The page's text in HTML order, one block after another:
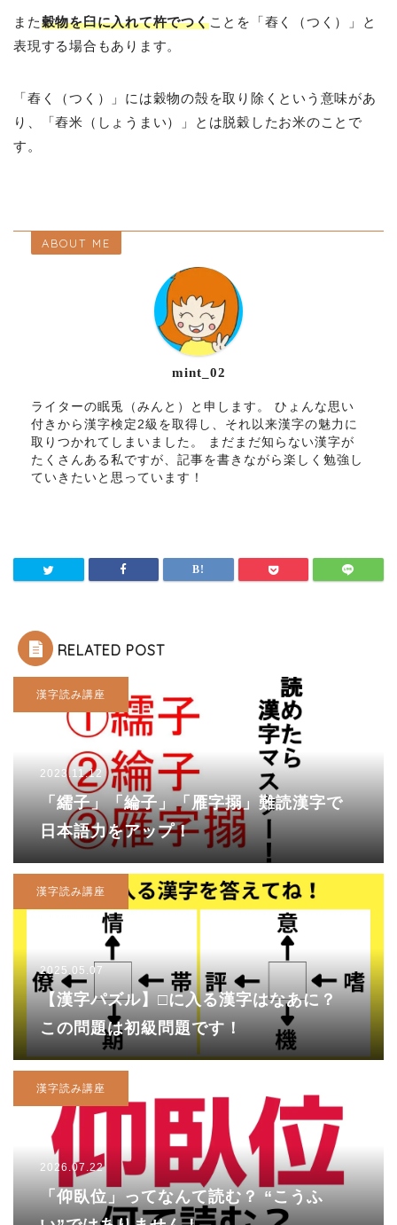
また穀物を臼に入れて杵でつくことを「舂く（つく）」と
表現する場合もあります。
「舂く（つく）」には穀物の殻を取り除くという意味があ
り、「舂米（しょうまい）」とは脱穀したお米のことで
す。
ABOUT ME
mint_02
ライターの眠兎（みんと）と申します。 ひょんな思い
付きから漢字検定2級を取得し、それ以来漢字の魅力に
取りつかれてしまいました。 まだまだ知らない漢字が
たくさんある私ですが、記事を書きながら楽しく勉強し
ていきたいと思っています！
RELATED POST
漢字読み講座
2023.11.12
「繻子」「綸子」「雁字搦」難読漢字で
日本語力をアップ！
漢字読み講座
2025.05.07
【漢字パズル】□に入る漢字はなあに？
この問題は初級問題です！
漢字読み講座
2026.07.22
「仰臥位」ってなんて読む？ “こうふ